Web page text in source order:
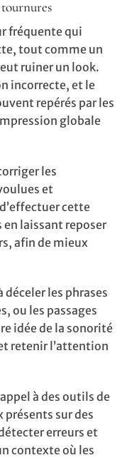
tournures
fréquente qui
tout comme un
ruiner un look.
incorrecte, et le
repérés par les
globale
les
et
cette
en laissant reposer
afin de mieux
les phrases
ou les passages
idée de la sonorité
retenir l’attention
à des outils de
sur des
erreurs et
contexte où les